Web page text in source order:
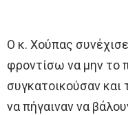
Ο κ. Χούπας
φροντίσω να μην το
συγκατοικούσαν και
να πήγαιναν να